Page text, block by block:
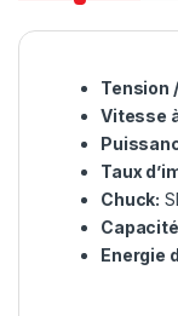
Tension
Vitesse
Taux
Chuck:
Energie